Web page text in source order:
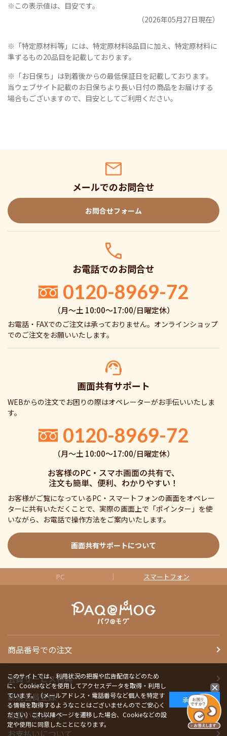
※この表示値は、目安です。
（2026年05月27日現在）
※「特定原材料等」には、特定原材料8品目に加え、特定原材料に
準ずるもの20品目を記載しております。
※「お日保ち」は到着後からの最低保証日を記載しております。
当ウェブサイト記載のお日保ちより長い日付の商品をお届けする
場合もございますので、目安としてご利用ください。
メールでのお問合せ
お問合せフォーム
お電話でのお問合せ
0120-8969-72
（月〜土 10:00〜17:00/日曜定休）
お電話・FAXでのご注文は承っておりません。オンラインショップ
でのご注文をお願いいたします。
画面共有サポート
WEBからの注文でお困りの際はオペレーターがお手伝いいたしま
す。
0120-8969-72
（月〜土 10:00〜17:00/日曜定休）
お客様のPC・スマホ画面の共有で、
注文も簡単、便利、わかりやすい！
お客様がご覧になっているPC・スマートフォンの画面をオペレー
ターに共有いただくことで、実際の画面上で「ポインター」を使
いながら、お電話で操作方法をご案内いたします。
画面共有サポートについて
PC スマートフォン
商品番号での注文
会員サービス特典
新規会員登録
お買い物ガイド
お支払いについて
このサイトでは、利用状況の把握や広告配信などのため
に、Cookieなどを使用してアクセスデータを取得・利用し
ています。（メールアドレス・電話番号など個人を特定す
る情報を取得するようなことはございませんのでご安心く
ださい）これ以降ページを遷移した場合、Cookieなどの設
定や使用に同意したことになります。
承諾する